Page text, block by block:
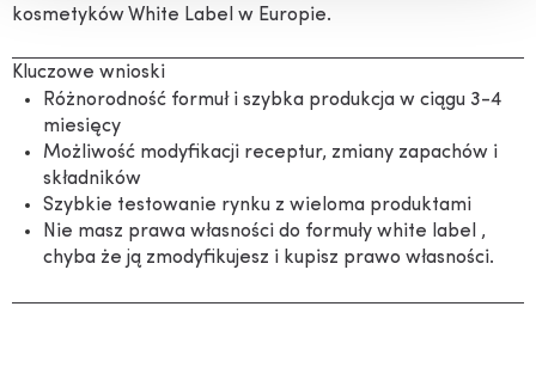
kosmetyków White Label w Europie.
Kluczowe wnioski
Różnorodność formuł i szybka produkcja w ciągu 3-4
miesięcy
Możliwość modyfikacji receptur, zmiany zapachów i
składników
Szybkie testowanie rynku z wieloma produktami
Nie masz prawa własności do formuły white label ,
chyba że ją zmodyfikujesz i kupisz prawo własności.